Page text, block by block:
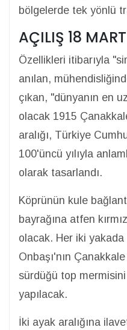
bölgelerde tek yönlü
AÇILIŞ 18
Özellikleri itibarıyla
anılan,
çıkan, "dünyanın en
olacak 1915
aralığı, Türkiye
100'üncü yılıyla
olarak tasarlandı.
Köprünün kule
bayrağına atfen
olacak. Her iki yakada
Onbaşı'nın
sürdüğü top
yapılacak.
İki ayak aralığına